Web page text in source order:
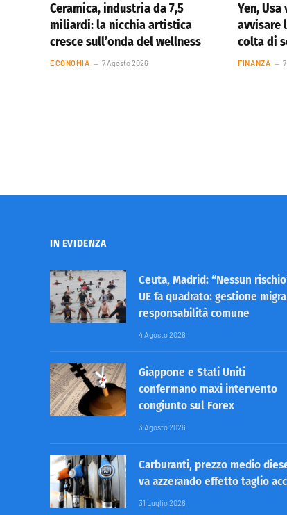
Ceramica, industria da 7,5
miliardi: la nicchia artistica
cresce sull’onda del wellness
ECONOMIA 7 Agosto 2026
Yen,
avvisare
colta di
FINANZA
IN EVIDENZA
Ceuta, Madrid: “Nessun
UE fa quadrato: gestione
responsabilità comune
4 Agosto 2026
Giappone e Stati Uniti
confermano maxi intervento
congiunto sul Forex
3 Agosto 2026
Carburanti, prezzo medio
va azzerando effetto taglio
31 Luglio 2026